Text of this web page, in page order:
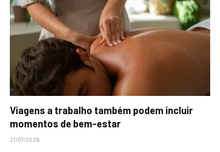
Viagens a trabalho também podem incluir
momentos de bem-estar
21/07/2026